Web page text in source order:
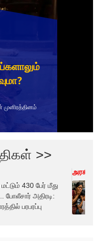
>>
430 பேர் மீது
போலீசார் அதிரடி:
பரபரப்பு
அரசியல்